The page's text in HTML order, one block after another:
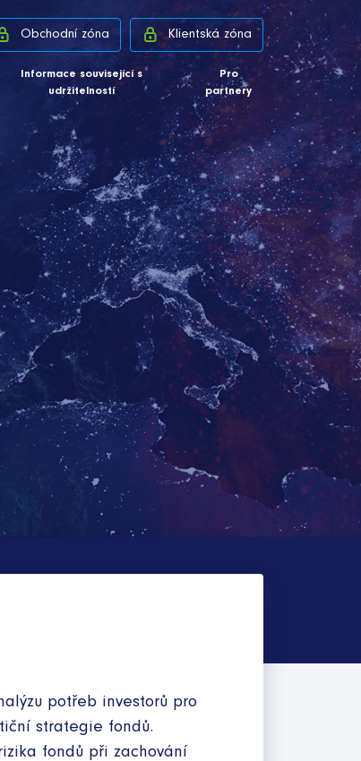
Obchodní zóna Klientská zóna
Informace související s
udržitelností
Pro
partnery
potřeb investorů pro
strategie fondů.
fondů při zachování